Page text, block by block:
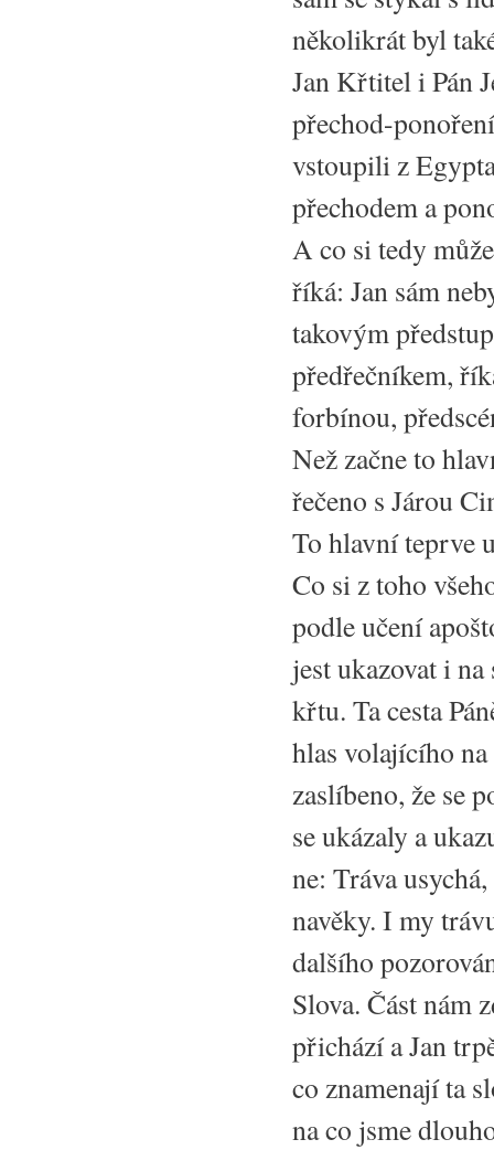
několikrát byl
Jan Křtitel i Pán
přechod-
vstoupili z
přechodem a
A co si tedy
říká: Jan sám
takovým
předřečníkem,
forbínou,
Než začne to
řečeno s Járou
To hlavní teprve
Co si z toho
podle učení
jest ukazovat i
křtu. Ta cesta
hlas volajícího
zaslíbeno, že se
se ukázaly a
ne: Tráva
navěky. I my
dalšího
Slova. Část nám
přichází a Jan
co znamenají ta
na co jsme